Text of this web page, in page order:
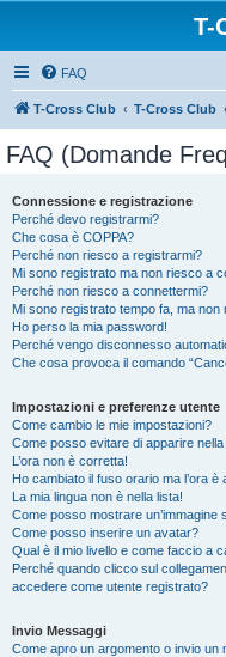
T-
FAQ
T-Cross Club T-Cross Club
FAQ (Domande
Connessione e registrazione
Perché devo registrarmi?
Che cosa è COPPA?
Perché non riesco a registrarmi?
Mi sono registrato ma non riesco a
Perché non riesco a connettermi?
Mi sono registrato tempo fa, ma non
Ho perso la mia password!
Perché vengo disconnesso
Che cosa provoca il comando
Impostazioni e preferenze utente
Come cambio le mie impostazioni?
Come posso evitare di apparire
L’ora non è corretta!
Ho cambiato il fuso orario ma l’ora è
La mia lingua non è nella lista!
Come posso mostrare un’immagine
Come posso inserire un avatar?
Qual è il mio livello e come faccio a
Perché quando clicco sul
accedere come utente registrato?
Invio Messaggi
Come apro un argomento o invio un